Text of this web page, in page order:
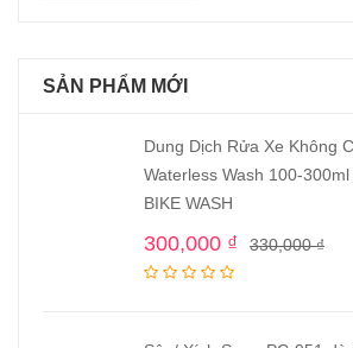
SẢN PHẨM MỚI
Dung Dịch Rửa Xe Không
Waterless Wash 100-300ml
BIKE WASH
330,000₫
300,000 ₫